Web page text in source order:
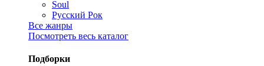
Soul
Русский Рок
Все жанры
Посмотреть весь каталог
Подборки